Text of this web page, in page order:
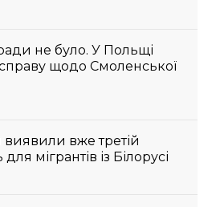
не було. У Польщі
щодо Смоленської
вже третій
мігрантів із Білорусі